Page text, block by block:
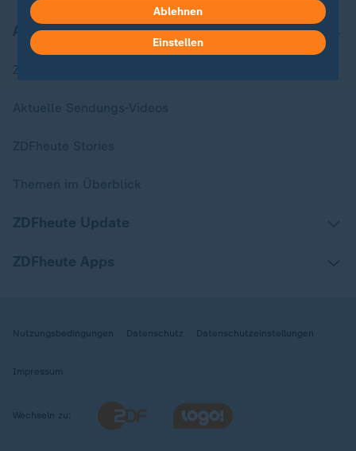
Aktuell bei ZDFheute
Nutzungsbedingungen Datenschutz Datenschutzeinstellungen
Impressum
Wechseln zu:
Ablehnen
Einstellen